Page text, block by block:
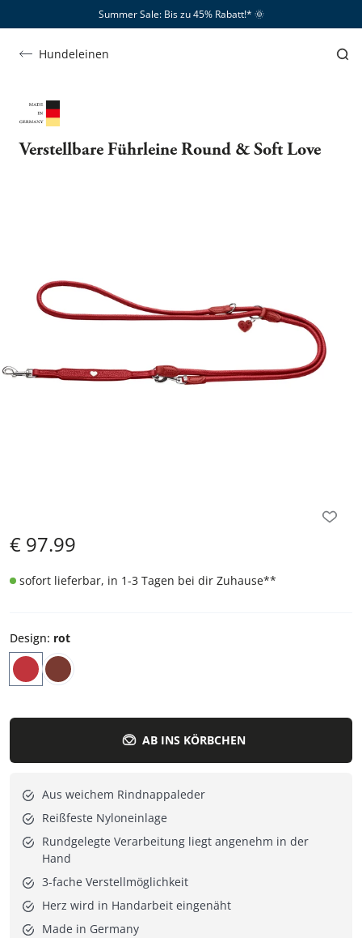
Summer Sale: Bis zu 45% Rabatt!*​ 🌞
Hundeleinen
Verstellbare Führleine Round & Soft Love
€ 97.99
sofort lieferbar, in 1-3 Tagen bei dir Zuhause**
Design: rot
AB INS KÖRBCHEN
Aus weichem Rindnappaleder
Reißfeste Nyloneinlage
Rundgelegte Verarbeitung liegt angenehm in der
Hand
3-fache Verstellmöglichkeit
Herz wird in Handarbeit eingenäht
Made in Germany